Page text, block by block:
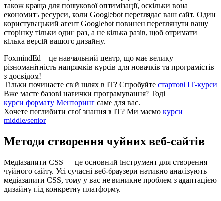
також краща для пошукової оптимізації, оскільки вона
економить ресурси, коли Googlebot переглядає ваш сайт. Один
користувацький агент Googlebot повинен переглянути вашу
сторінку тільки один раз, а не кілька разів, щоб отримати
кілька версій вашого дизайну.
FoxmindEd – це навчальний центр, що має велику
різноманітність напрямків курсів для новачків та програмістів
з досвідом!
Тільки починаєте свій шлях в ІТ? Спробуйте стартові ІТ-курси
Вже маєте базові навички програмування? Тоді
курси формату Менторинг саме для вас.
Хочете поглибити свої знання в ІТ? Ми маємо курси
middle/senior
Методи створення чуйних веб-сайтів
Медіазапити CSS — це основний інструмент для створення
чуйного сайту. Усі сучасні веб-браузери нативно аналізують
медіазапити CSS, тому у вас не виникне проблем з адаптацією
дизайну під конкретну платформу.